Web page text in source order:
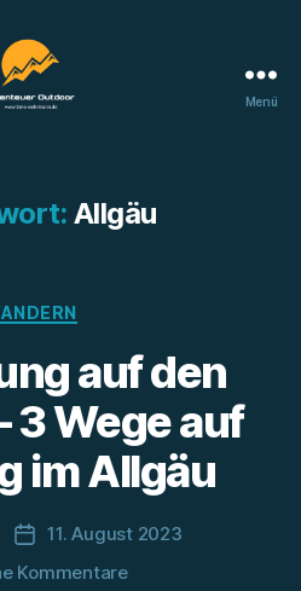
Menü
Allgäu
Kategorien
auf den
3 Wege auf
im Allgäu
Beitragsdatum
11. August 2023
Kommentarezu